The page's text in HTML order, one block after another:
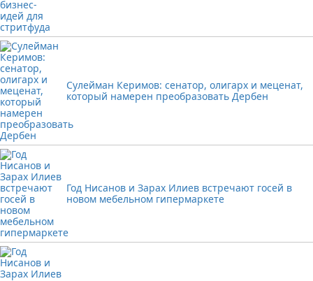
Сулейман Керимов: сенатор, олигарх и меценат,
который намерен преобразовать Дербен
Год Нисанов и Зарах Илиев встречают госей в
новом мебельном гипермаркете